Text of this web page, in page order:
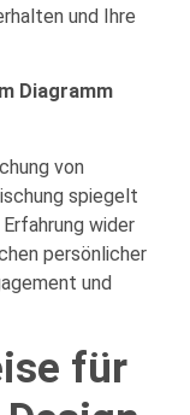
und Ihre
Diagramm
von
spiegelt
wider
persönlicher
und
für